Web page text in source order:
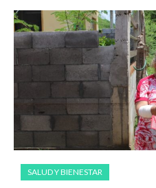
SALUD Y BIENESTAR